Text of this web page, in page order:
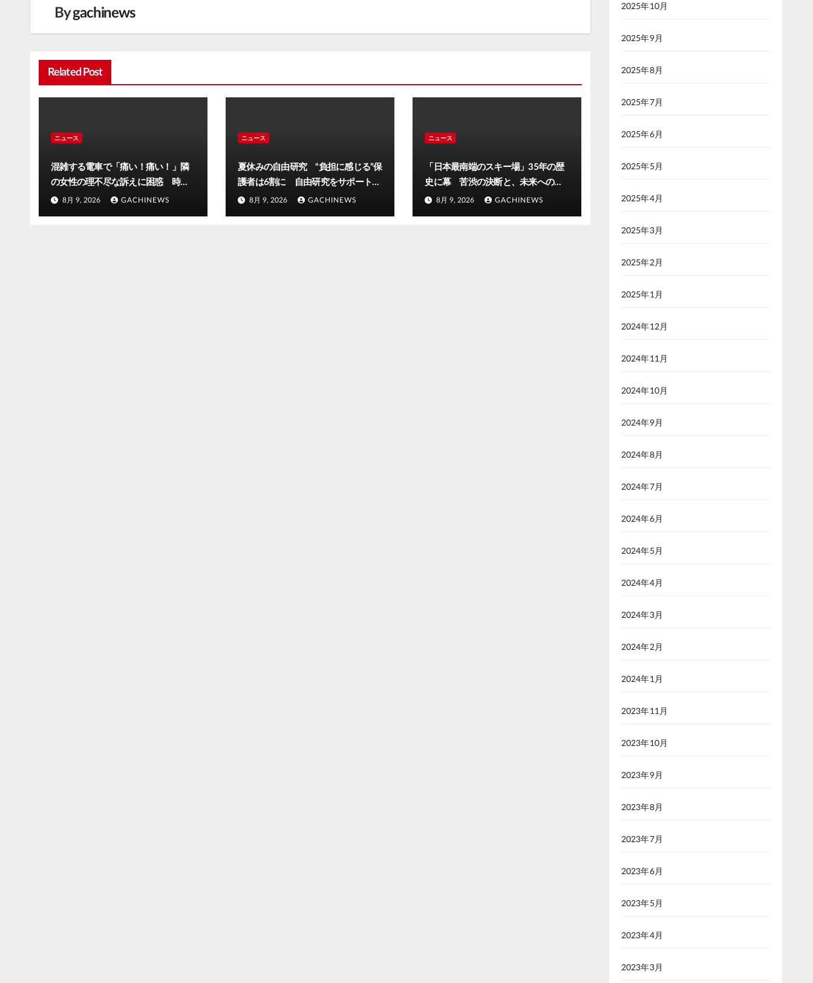
シ
ョ
Bygachinews
Related Post
ニュース
混雑する電車で「痛い！痛い！」隣
の女性の理不尽な訴えに困惑 時間
が過ぎるのを待つしかなかった(J-
8月 9, 2026 GACHINEWS
ニュース
夏休みの自由研究 “負担に感じる”保
護者は6割に 自由研究をサポートす
る現場は「AIが答えてくれる時代だ
8月 9, 2026 GACHINEWS
ニュース
「日本最南端のスキー場」35年の歴
史に幕 苦渋の決断と、未来への一
歩(FNNプライムオンライン)
8月 9, 2026 GACHINEWS
2025年10月
2025年9月
2025年8月
2025年7月
2025年6月
2025年5月
2025年4月
2025年3月
2025年2月
2025年1月
2024年12月
2024年11月
2024年10月
2024年9月
2024年8月
2024年7月
2024年6月
2024年5月
2024年4月
2024年3月
2024年2月
2024年1月
2023年11月
2023年10月
2023年9月
2023年8月
2023年7月
2023年6月
2023年5月
2023年4月
2023年3月